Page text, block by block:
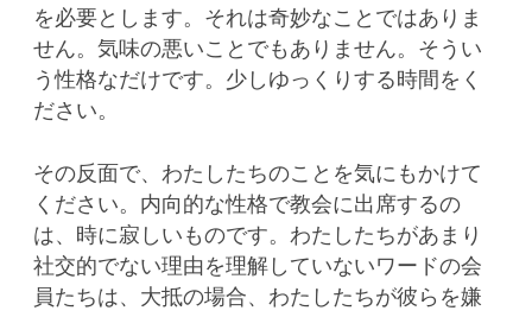
を必要とします。それは奇妙なことではありま
せん。気味の悪いことでもありません。そうい
う性格なだけです。少しゆっくりする時間をく
ださい。
その反面で、わたしたちのことを気にもかけて
ください。内向的な性格で教会に出席するの
は、時に寂しいものです。わたしたちがあまり
社交的でない理由を理解していないワードの会
員たちは、大抵の場合、わたしたちが彼らを嫌